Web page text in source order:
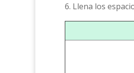
6. Llena los